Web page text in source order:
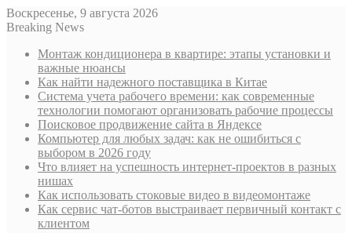
Воскресенье, 9 августа 2026
Breaking News
Монтаж кондиционера в квартире: этапы установки и
важные нюансы
Как найти надежного поставщика в Китае
Система учета рабочего времени: как современные
технологии помогают организовать рабочие процессы
Поисковое продвижение сайта в Яндексе
Компьютер для любых задач: как не ошибиться с
выбором в 2026 году
Что влияет на успешность интернет-проектов в разных
нишах
Как использовать стоковые видео в видеомонтаже
Как сервис чат-ботов выстраивает первичный контакт с
клиентом